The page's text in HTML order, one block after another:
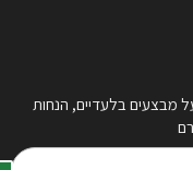
מבצעים בלעדיים, הנחות